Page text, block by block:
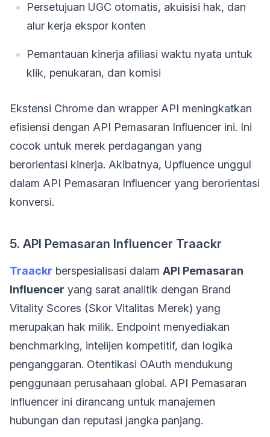
Persetujuan UGC otomatis, akuisisi hak, dan
alur kerja ekspor konten
Pemantauan kinerja afiliasi waktu nyata untuk
klik, penukaran, dan komisi
Ekstensi Chrome dan wrapper API meningkatkan
efisiensi dengan API Pemasaran Influencer ini. Ini
cocok untuk merek perdagangan yang
berorientasi kinerja. Akibatnya, Upfluence unggul
dalam API Pemasaran Influencer yang berorientasi
konversi.
5. API Pemasaran Influencer Traackr
Traackr berspesialisasi dalam API Pemasaran
Influencer yang sarat analitik dengan Brand
Vitality Scores (Skor Vitalitas Merek) yang
merupakan hak milik. Endpoint menyediakan
benchmarking, intelijen kompetitif, dan logika
penganggaran. Otentikasi OAuth mendukung
penggunaan perusahaan global. API Pemasaran
Influencer ini dirancang untuk manajemen
hubungan dan reputasi jangka panjang.